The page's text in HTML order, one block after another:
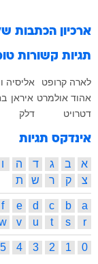
ארכיון הכתבות
תגיות קשורות
לארה קרופט אליסיה
אהוד אולמרט איראן
דטרויט
דלק
אינדקס תגיות
א ב ג ד ה ו
צ
ק ר ש ת
a
b
c
d
e
f
r
s
t
u
v
0
1
2
3
4
5